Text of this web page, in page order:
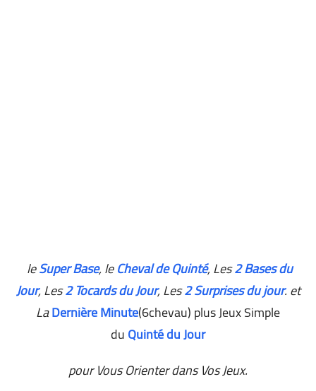
leSuper Base, leCheval de Quinté, Les2 Bases du
Jour,Les2 Tocards du Jour, Les2 Surprises du jour. et
LaDernière Minute(6chevau) plus Jeux Simple
duQuinté du Jour
pour Vous Orienter dans Vos Jeux.